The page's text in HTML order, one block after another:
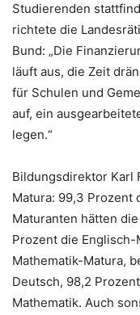
Studierenden
richtete die
Bund: „Die
läuft aus, die Zeit
für Schulen und
auf, ein
legen.“
Bildungsdirektor Karl
Matura: 99,3 Prozent
Maturanten hätten
Prozent die Englisch-
Mathematik-Matura,
Deutsch, 98,2
Mathematik. Auch